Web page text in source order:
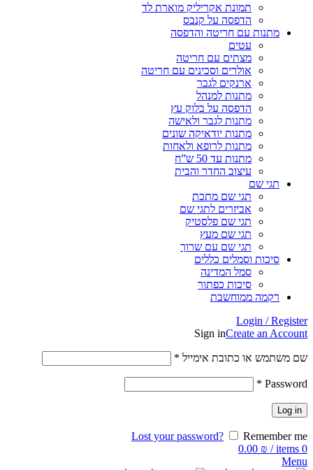
תמונת אקריליק מוארת לד
הדפסה על קנבס
מתנות עם חריטה והדפסה
עטים
מצתים עם חריטה
אולרים וסכינים עם חריטה
ארנקים לגבר
מתנות למנהל
הדפסה על בלוק עץ
מתנות לגבר ולאישה
מתנות יודאיקה שונים
מתנות לרופא ולאחות
מתנות עד 50 ש”ח
עיצוב החדר והבית
תגי שם
תגי שם מתכת
אביזרים לתגי שם
תגי שם פלסטיק
תגי שם מעץ
תגי שם עם שרוך
סיכות וסמלים כללים
סמל המדינה
סיכות כפתור
רקמה ממוחשבת
Login / Register
Sign inCreate an Account
שם משתמש או כתובת אימייל *
Password
*
Log in
Lost your password?
Remember me
0
items
/
0.00 ₪
Menu